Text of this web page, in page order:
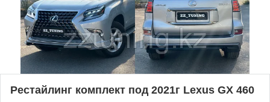
Рестайлинг комплект под 2021г Lexus GX 460